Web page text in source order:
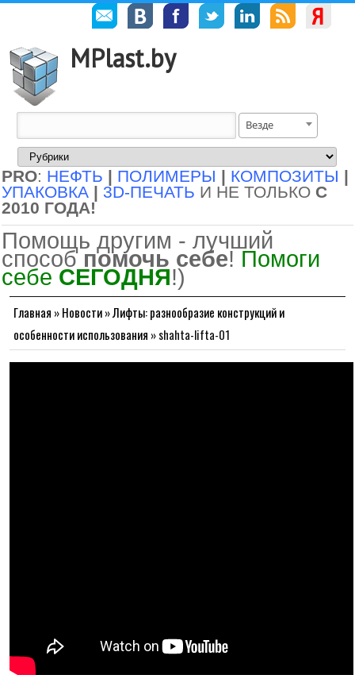
MPlast.by
Везде
PRO: НЕФТЬ | ПОЛИМЕРЫ | КОМПОЗИТЫ |
УПАКОВКА | 3D-ПЕЧАТЬ И НЕ ТОЛЬКО С
2010 ГОДА!
Помощь другим - лучший
способ помочь себе! Помоги
себе СЕГОДНЯ!)
Главная »Новости»Лифты: разнообразие конструкций и
особенности использования »shahta-lifta-01